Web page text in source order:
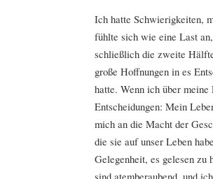
Ich hatte Schwierigkeiten,
fühlte sich wie eine Last
schließlich die zweite
große Hoffnungen in es
hatte. Wenn ich über
Entscheidungen: Mein
mich an die Macht der
die sie auf unser Leben
Gelegenheit, es gelesen
sind atemberaubend, und